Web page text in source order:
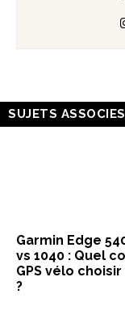
SUJETS ASSOCIES
Garmin Edge
vs 1040 : Quel
GPS vélo choisir
?